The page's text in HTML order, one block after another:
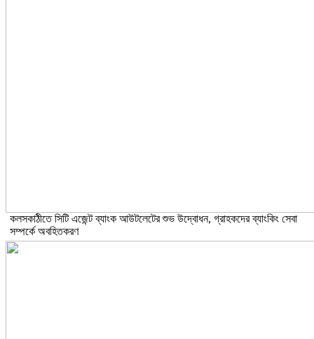
কলসকাঠীতে সিটি এজেন্ট ব্যাংক আউটলেটের শুভ উদ্বোধন, গ্রাহকদের ব্যাংকিং সেবা
সম্পর্কে অবহিতকরণ